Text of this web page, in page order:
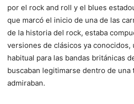
por el rock and roll y el blues
que marcó el inicio de una de las
de la historia del rock, estaba
versiones de clásicos ya conocidos,
habitual para las bandas británicas
buscaban legitimarse dentro de una
admiraban.